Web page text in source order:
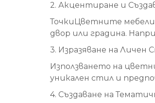
2. Акцентиране и
ТочкиЦветните
двор или градина.
3. Изразяване на Личен
Използването на
уникален стил и
4. Създаване на